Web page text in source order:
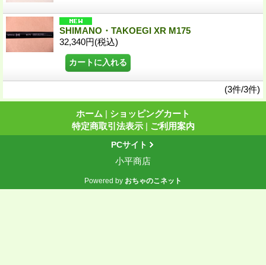
SHIMANO・TAKOEGI XR M175
32,340円(税込)
(3件/3件)
ホーム | ショッピングカート
特定商取引法表示 | ご利用案内
PCサイト
小平商店
Powered by おちゃのこネット